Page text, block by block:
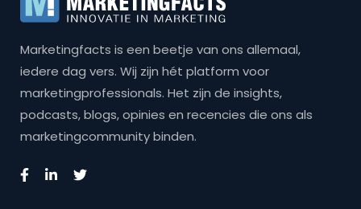
Marketingfacts is een beetje van ons allemaal,
iedere dag vers. Wij zijn hét platform voor
marketingprofessionals. Het zijn de insights,
podcasts, blogs, opinies en recencies die ons als
marketingcommunity binden.